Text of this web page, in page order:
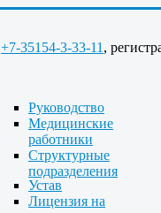
+7-35154-3-33-11 ,
Руководство
Медицинские
работники
Структурные
подразделения
Устав
Лицензия на